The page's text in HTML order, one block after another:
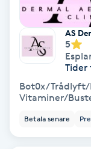
Toning
Torr hårbotten
Torrborstning
AS
5
Tider
Bot0x/Trådlyft/
Vitaminer/
Betala senare